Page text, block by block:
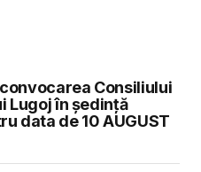
Consiliului
Lugoj în şedinţă
data de 10 AUGUST